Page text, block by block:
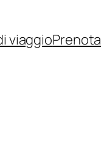
viaggioPrenota